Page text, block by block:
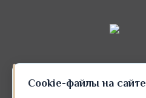
Cookie-файлы на сайте